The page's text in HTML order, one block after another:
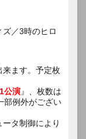
／3時のヒロ
来ます。予定枚
1公演』、枚数は
部例外がござい
タ制御により